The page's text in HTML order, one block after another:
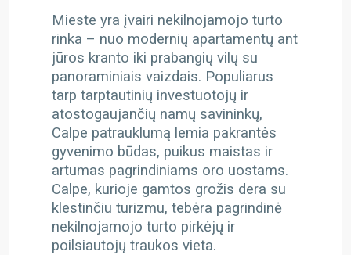
Mieste yra įvairi nekilnojamojo turto
rinka – nuo modernių apartamentų ant
jūros kranto iki prabangių vilų su
panoraminiais vaizdais. Populiarus
tarp tarptautinių investuotojų ir
atostogaujančių namų savininkų,
Calpe patrauklumą lemia pakrantės
gyvenimo būdas, puikus maistas ir
artumas pagrindiniams oro uostams.
Calpe, kurioje gamtos grožis dera su
klestinčiu turizmu, tebėra pagrindinė
nekilnojamojo turto pirkėjų ir
poilsiautojų traukos vieta.